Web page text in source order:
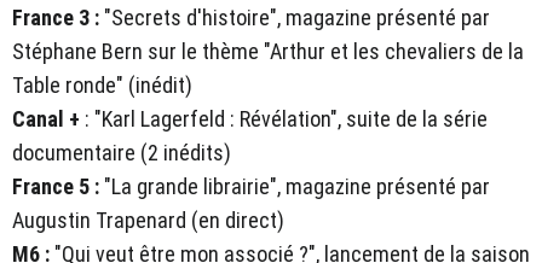
France 3 : "Secrets d'histoire", magazine présenté par
Stéphane Bern sur le thème "Arthur et les chevaliers de la
Table ronde" (inédit)
Canal + : "Karl Lagerfeld : Révélation", suite de la série
documentaire (2 inédits)
France 5 : "La grande librairie", magazine présenté par
Augustin Trapenard (en direct)
M6 : "Qui veut être mon associé ?", lancement de la saison